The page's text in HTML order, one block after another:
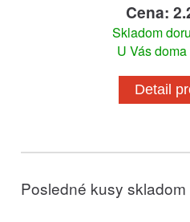
Cena:
Skladom
U Vás
Detail
Posledné kusy skladom